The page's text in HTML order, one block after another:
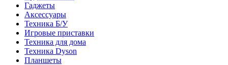
Гаджеты
Аксессуары
Техника Б/У
Игровые приставки
Техника для дома
Техника Dyson
Планшеты